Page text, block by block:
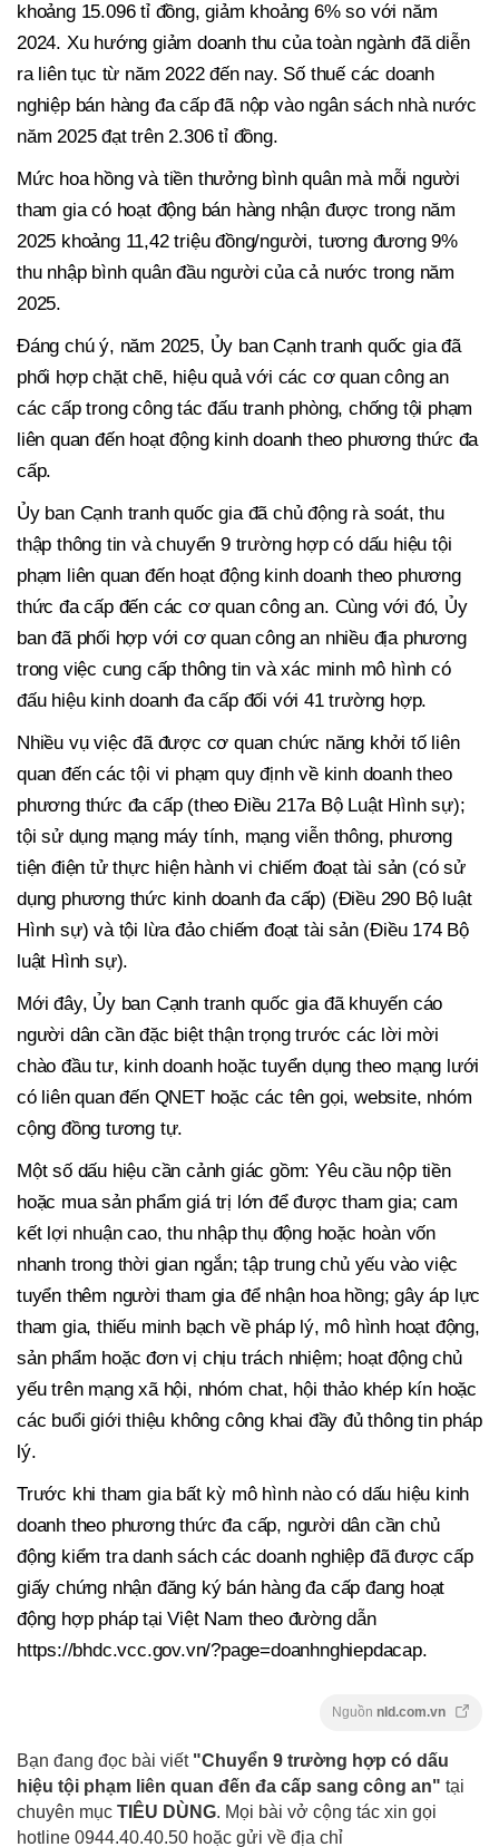
khoảng 15.096 tỉ đồng, giảm khoảng 6% so với năm
2024. Xu hướng giảm doanh thu của toàn ngành đã diễn
ra liên tục từ năm 2022 đến nay. Số thuế các doanh
nghiệp bán hàng đa cấp đã nộp vào ngân sách nhà nước
năm 2025 đạt trên 2.306 tỉ đồng.
Mức hoa hồng và tiền thưởng bình quân mà mỗi người
tham gia có hoạt động bán hàng nhận được trong năm
2025 khoảng 11,42 triệu đồng/người, tương đương 9%
thu nhập bình quân đầu người của cả nước trong năm
2025.
Đáng chú ý, năm 2025, Ủy ban Cạnh tranh quốc gia đã
phối hợp chặt chẽ, hiệu quả với các cơ quan công an
các cấp trong công tác đấu tranh phòng, chống tội phạm
liên quan đến hoạt động kinh doanh theo phương thức đa
cấp.
Ủy ban Cạnh tranh quốc gia đã chủ động rà soát, thu
thập thông tin và chuyển 9 trường hợp có dấu hiệu tội
phạm liên quan đến hoạt động kinh doanh theo phương
thức đa cấp đến các cơ quan công an. Cùng với đó, Ủy
ban đã phối hợp với cơ quan công an nhiều địa phương
trong việc cung cấp thông tin và xác minh mô hình có
đấu hiệu kinh doanh đa cấp đối với 41 trường hợp.
Nhiều vụ việc đã được cơ quan chức năng khởi tố liên
quan đến các tội vi phạm quy định về kinh doanh theo
phương thức đa cấp (theo Điều 217a Bộ Luật Hình sự);
tội sử dụng mạng máy tính, mạng viễn thông, phương
tiện điện tử thực hiện hành vi chiếm đoạt tài sản (có sử
dụng phương thức kinh doanh đa cấp) (Điều 290 Bộ luật
Hình sự) và tội lừa đảo chiếm đoạt tài sản (Điều 174 Bộ
luật Hình sự).
Mới đây, Ủy ban Cạnh tranh quốc gia đã khuyến cáo
người dân cần đặc biệt thận trọng trước các lời mời
chào đầu tư, kinh doanh hoặc tuyển dụng theo mạng lưới
có liên quan đến QNET hoặc các tên gọi, website, nhóm
cộng đồng tương tự.
Một số dấu hiệu cần cảnh giác gồm: Yêu cầu nộp tiền
hoặc mua sản phẩm giá trị lớn để được tham gia; cam
kết lợi nhuận cao, thu nhập thụ động hoặc hoàn vốn
nhanh trong thời gian ngắn; tập trung chủ yếu vào việc
tuyển thêm người tham gia để nhận hoa hồng; gây áp lực
tham gia, thiếu minh bạch về pháp lý, mô hình hoạt động,
sản phẩm hoặc đơn vị chịu trách nhiệm; hoạt động chủ
yếu trên mạng xã hội, nhóm chat, hội thảo khép kín hoặc
các buổi giới thiệu không công khai đầy đủ thông tin pháp
lý.
Trước khi tham gia bất kỳ mô hình nào có dấu hiệu kinh
doanh theo phương thức đa cấp, người dân cần chủ
động kiểm tra danh sách các doanh nghiệp đã được cấp
giấy chứng nhận đăng ký bán hàng đa cấp đang hoạt
động hợp pháp tại Việt Nam theo đường dẫn
https://bhdc.vcc.gov.vn/?page=doanhnghiepdacap.
Nguồn nld.com.vn
Bạn đang đọc bài viết "Chuyển 9 trường hợp có dấu
hiệu tội phạm liên quan đến đa cấp sang công an" tại
chuyên mục TIÊU DÙNG. Mọi bài vở cộng tác xin gọi
hotline 0944.40.40.50 hoặc gửi về địa chỉ